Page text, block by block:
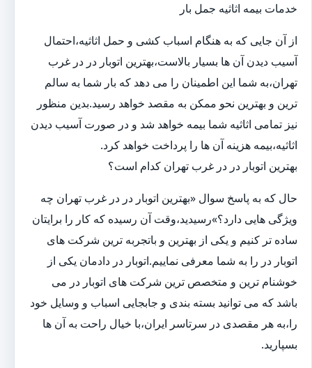
خدمات بیمه اثاثیه جمل بار
از آن جایی که به هنگام اسباب کشی و حمل اثاثیه،احتمال
آسیب دیدن آن ها بسیار بالاست،بهترین اتوبار در در غرب
تهران،به شما این اطمینان را می دهد که بار شما به سالم
ترین و بهترین نحو ممکن به مقصد خواهد رسید.بدین منظور
نیز تمامی اثاثیه شما بیمه خواهد شد و در صورت آسیب دیدن
اثاثیه،بیمه هزینه آن ها را پرداخت خواهد کرد.
بهترین اتوبار در در غرب تهران کدام است؟
حال که به پاسخ سوال «بهترین اتوبار در در غرب تهران چه
ویژگی هایی دارد؟»رسیدید،وقت آن رسیده که کار را برایتان
ساده تر کنیم و یکی از بهترین و باتجربه ترین شرکت های
اتوبار در را به شما معرفی نماییم.اتوبار در دادمان یکی از
خوشنام ترین و متخصص ترین شرکت های اتوبار در می
باشد که می توانید بسته بندی و جابجایی اسباب و وسایل خود
را،به هر مقصدی در سرتاسر ایران،با خیال راحت به آن ها
بسپارید.